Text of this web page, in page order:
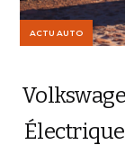
ACTU AUTO